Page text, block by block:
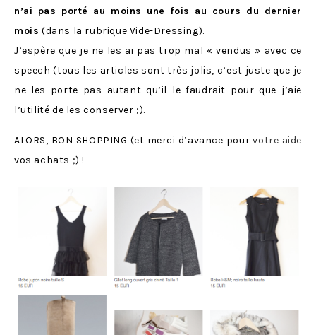
n’ai pas porté au moins une fois au cours du dernier
mois (dans la rubrique Vide-Dressing).
J’espère que je ne les ai pas trop mal « vendus » avec ce
speech (tous les articles sont très jolis, c’est juste que je
ne les porte pas autant qu’il le faudrait pour que j’aie
l’utilité de les conserver ;).
ALORS, BON SHOPPING (et merci d’avance pourvotre aide
vos achats ;) !